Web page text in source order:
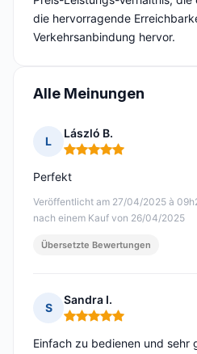
die hervorragende
Verkehrsanbindung hervor.
Alle Meinungen
L
László B.
Hinweis: 5 von 5
Veröffentlicht am 27/04/2025 à
nach einem Kauf von 26/04/2025
Perfekt
Übersetzte Bewertungen
S
Sandra I.
Hinweis: 5 von 5
Einfach zu bedienen und sehr